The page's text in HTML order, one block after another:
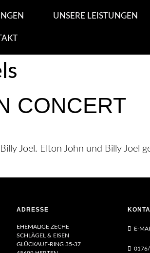
UNSERE LEISTUNGEN
CONCERT
Joel. Elton John und Billy Joel
ADRESSE
EHEMALIGE ZECHE
SCHLÄGEL & EISEN
GLÜCKAUF-RING 35-37
E-